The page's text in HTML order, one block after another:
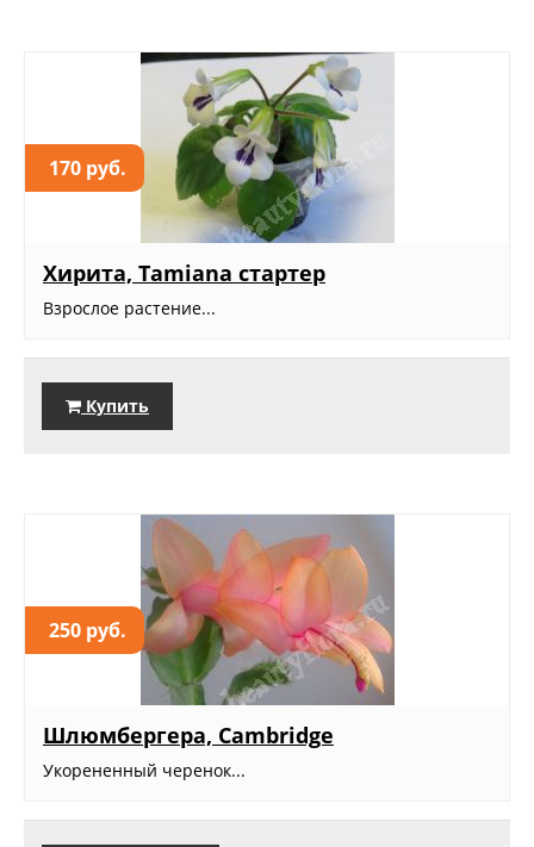
170 руб.
Хирита, Tamiana стартер
Взрослое растение...
Купить
250 руб.
Шлюмбергера, Cambridge
Укорененный черенок...